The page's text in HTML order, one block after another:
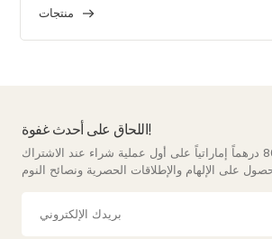
منتجات
اللحاق على أحدث غفوة!
احصل على خصم 80 درهماً إماراتياً على أول عملية شراء عند الاشتراك